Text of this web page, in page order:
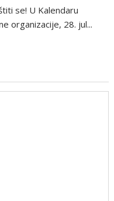
se! U Kalendaru
organizacije, 28. jul...